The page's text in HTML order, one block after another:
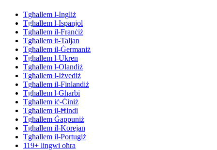
Tgħallem l-Ingliż
Tgħallem l-Ispanjol
Tgħallem il-Franċiż
Tgħallem it-Taljan
Tgħallem il-Ġermaniż
Tgħallem l-Ukren
Tgħallem l-Olandiż
Tgħallem l-Iżvediż
Tgħallem il-Finlandiż
Tgħallem l-Għarbi
Tgħallem iċ-Ċiniż
Tgħallem il-Ħindi
Tgħallem Ġappuniż
Tgħallem il-Korejan
Tgħallem il-Portugiż
119+ lingwi oħra